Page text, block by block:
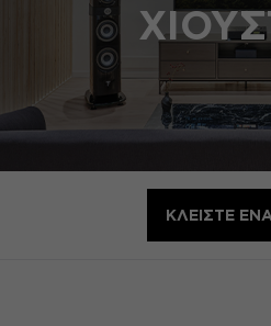
ΚΛΕΊΣΤΕ